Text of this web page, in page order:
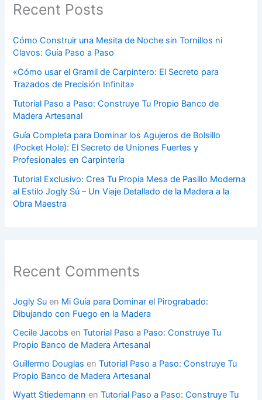
Recent Posts
Cómo Construir una Mesita de Noche sin Tornillos ni
Clavos: Guía Paso a Paso
«Cómo usar el Gramil de Carpintero: El Secreto para
Trazados de Precisión Infinita»
Tutorial Paso a Paso: Construye Tu Propio Banco de
Madera Artesanal
Guía Completa para Dominar los Agujeros de Bolsillo
(Pocket Hole): El Secreto de Uniones Fuertes y
Profesionales en Carpintería
Tutorial Exclusivo: Crea Tu Propia Mesa de Pasillo Moderna
al Estilo Jogly Sú – Un Viaje Detallado de la Madera a la
Obra Maestra
Recent Comments
Jogly Su en Mi Guía para Dominar el Pirograbado:
Dibujando con Fuego en la Madera
Cecile Jacobs enTutorial Paso a Paso: Construye Tu
Propio Banco de Madera Artesanal
Guillermo Douglas enTutorial Paso a Paso: Construye Tu
Propio Banco de Madera Artesanal
Wyatt Stiedemann enTutorial Paso a Paso: Construye Tu